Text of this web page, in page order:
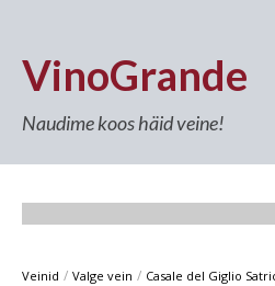
VinoGrande
Naudime koos häid veine!
Veinid / Valge vein / Casale del Giglio